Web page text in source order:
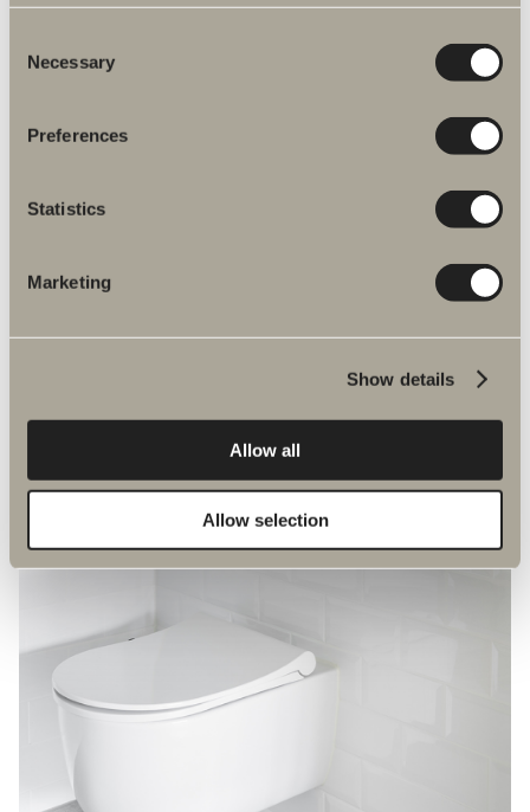
Selection
Necessary
Preferences
Statistics
Marketing
Show details
Allow all
Allow selection